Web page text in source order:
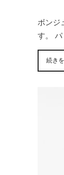
ボンジ
す。
続き